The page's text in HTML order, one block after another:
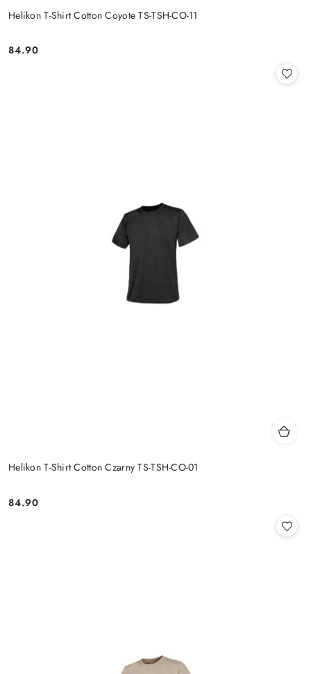
Helikon T-Shirt Cotton Coyote TS-TSH-CO-11
Cena:
84.90
Helikon T-Shirt Cotton Czarny TS-TSH-CO-01
Cena:
84.90